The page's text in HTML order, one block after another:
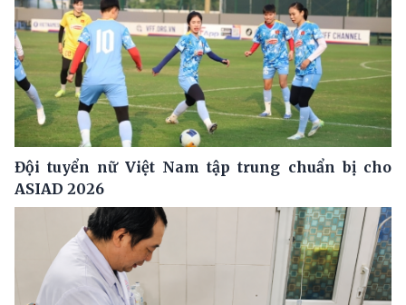
Đội tuyển nữ Việt Nam tập trung chuẩn bị cho
ASIAD 2026